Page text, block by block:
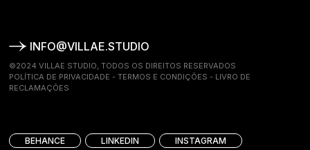
INFO@VILLAE.STUDIO
©2024 VILLAE STUDIO, TODOS OS DIREITOS RESERVADOS
POLÍTICA DE PRIVACIDADE -TERMOS E CONDIÇÕES - LIVRO DE
RECLAMAÇÕES
BEHANCE LINKEDIN INSTAGRAM